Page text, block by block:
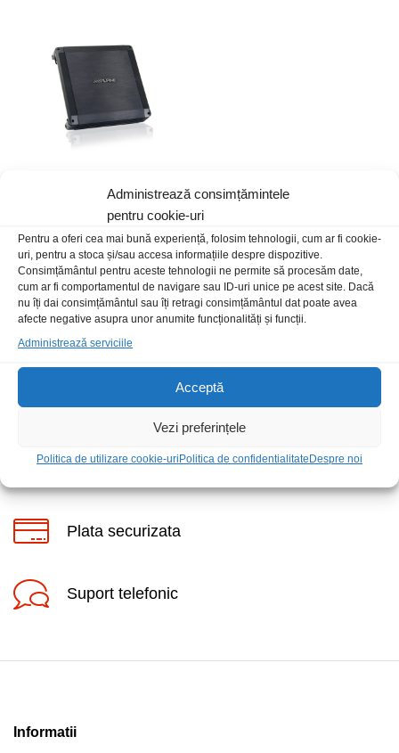
Administrează consimțămintele
pentru cookie-uri
Pentru a oferi cea mai bună experiență, folosim tehnologii, cum ar fi cookie-
uri, pentru a stoca și/sau accesa informațiile despre dispozitive.
Consimțământul pentru aceste tehnologii ne permite să procesăm date,
cum ar fi comportamentul de navigare sau ID-uri unice pe acest site. Dacă
nu îți dai consimțământul sau îți retragi consimțământul dat poate avea
afecte negative asupra unor anumite funcționalități și funcții.
Administrează serviciile
Acceptă
Vezi preferințele
Politica de utilizare cookie-uri Politica de confidentialitate Despre noi
Amplif auto Alpine BBX-T600
445,00lei/Buc
Livrare rapida
Posibilitate retur
Plata securizata
Suport telefonic
Informatii